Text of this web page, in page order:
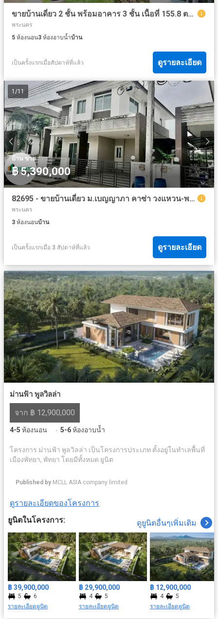
ขายบ้านเดี่ยว 2 ชั้น พร้อมอาคาร 3 ชั้น เนื้อที่ 155.8 ตารางวา เขตพระนคร กรุงเทพมหานคร
พระนคร
5 ห้องนอน3 ห้องอาบน้ำบ้าน
เป็นครั้งแรกเมื่อสัปดาห์ที่แล้ว ดูรายละเอียด
1 /11
บ้าน·ขาย
฿ 5,390,000
82695 - ขายบ้านเดี่ยว ม.เบญญาภา คาซ่า วงแหวน-พระราม 9 ลาดกระบัง กรุงเทพมหานคร
พระนคร
3 ห้องนอนบ้าน
เป็นครั้งแรกเมื่อ 3 สัปดาห์ที่แล้ว ดูรายละเอียด
ม่านฟ้า พูลวิลล่า
จาก ฿ 12,900,000
4-5 ห้องนอน · 5-6ห้องอาบน้ำ
โครงการ ม่านฟ้า พูลวิลล่า เป็นโครงการประเภท ตั้งอยู่ในทำเลพื้นที่
เมืองพัทยา, พัทยา โดยมีทั้งหมด ยูนิต
Published by MCLL ASIA company limited
ดูรายละเอียดของโครงการ
ยูนิตในโครงการ:
ดูยูนิตอื่นๆเพิ่มเติม
฿ 39,900,000
5
6
รายละเอียดยูนิต
฿ 29,900,000
4
5
รายละเอียดยูนิต
฿ 12,900,000
4
5
รายละเอียดยูนิต